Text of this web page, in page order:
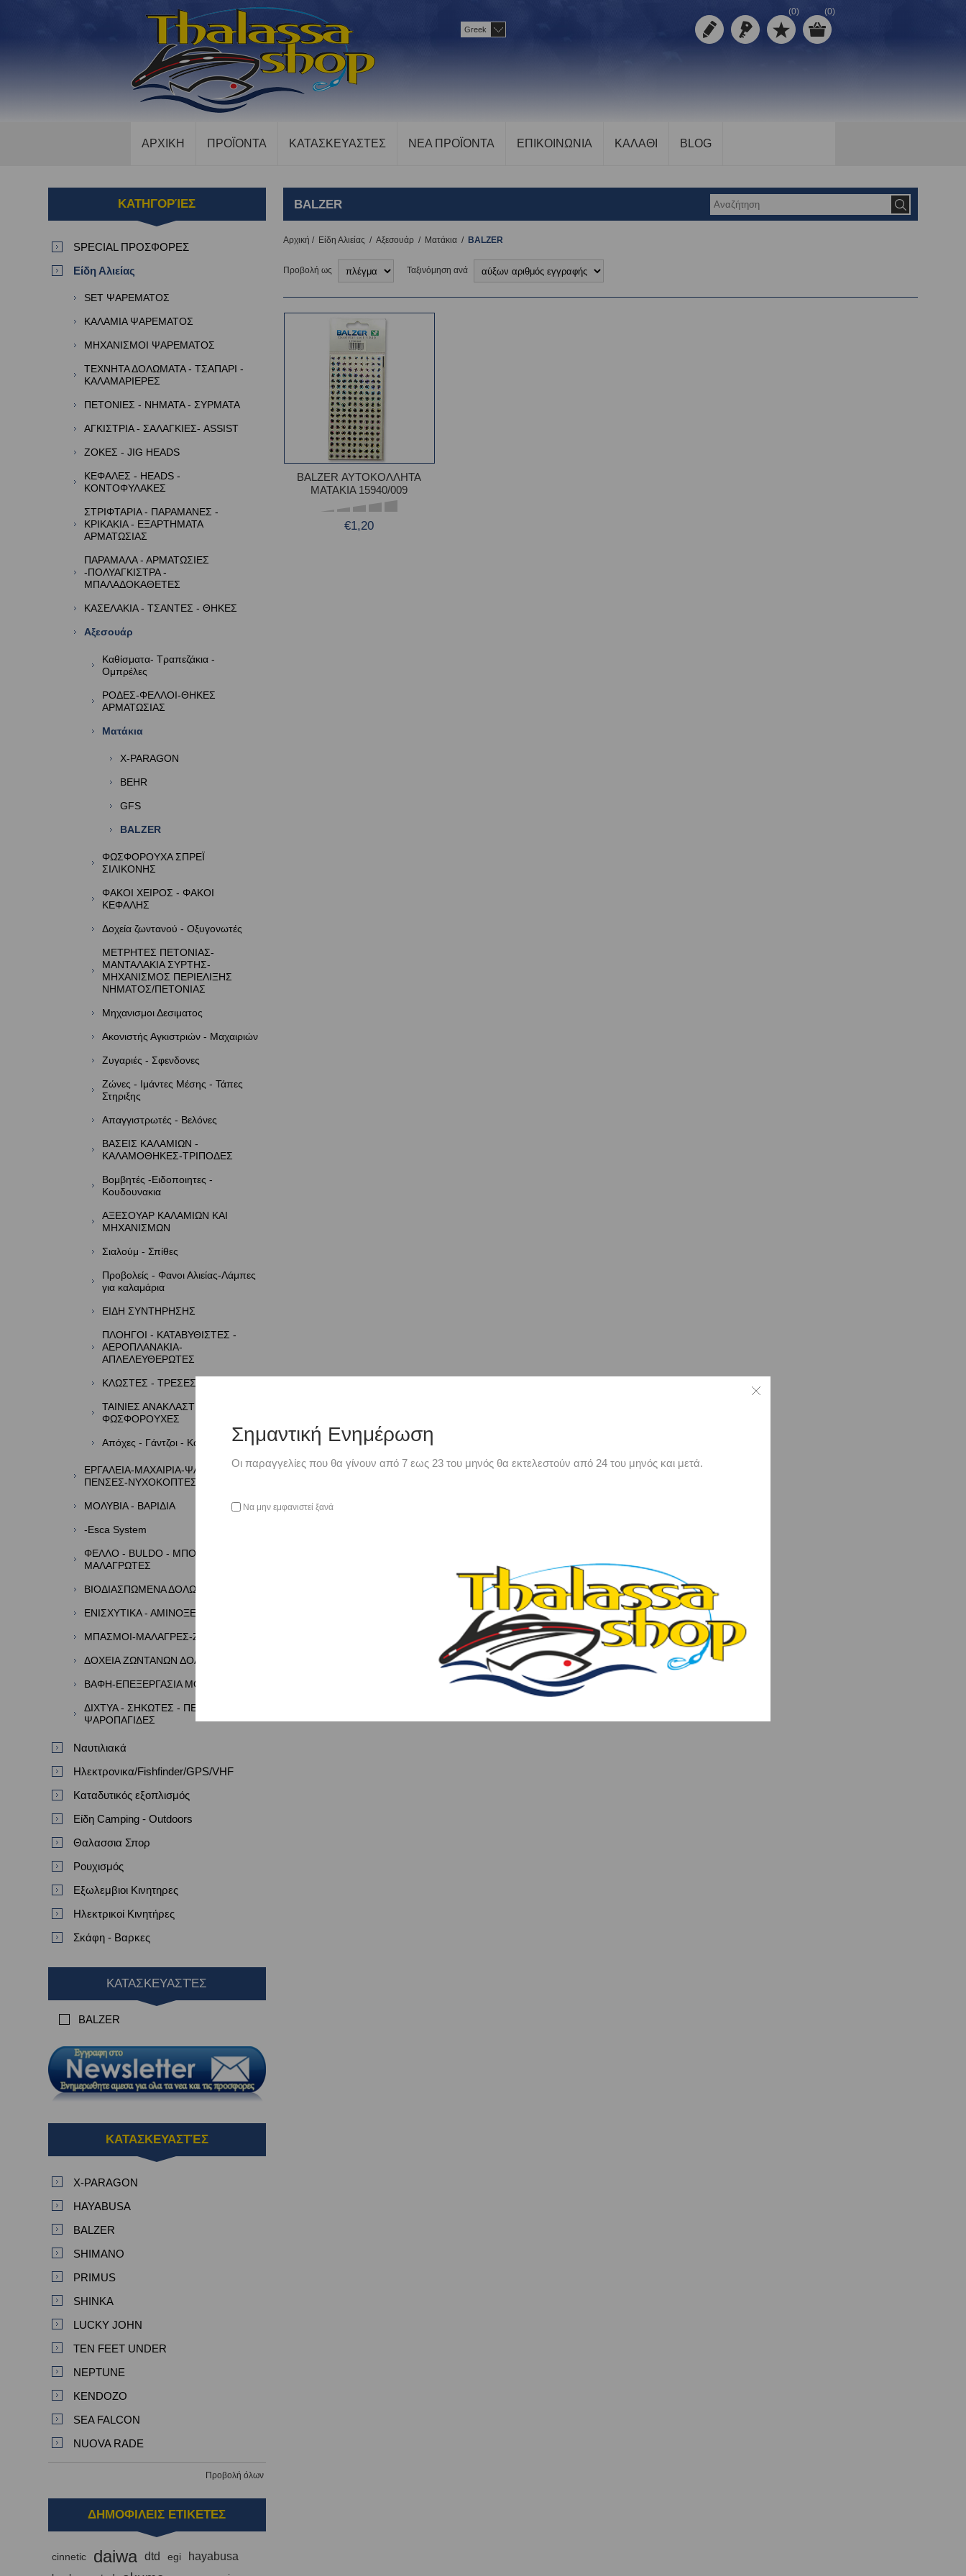
(0) (0)
Greek
ΑΡΧΙΚΗ ΠΡΟΪΟΝΤΑ ΚΑΤΑΣΚΕΥΑΣΤΕΣ ΝΕΑ ΠΡΟΪΟΝΤΑ ΕΠΙΚΟΙΝΩΝΙΑ ΚΑΛΑΘΙ BLOG
BALZER
Αρχική / Είδη Αλιείας / Αξεσουάρ / Ματάκια / BALZER
Προβολή ως Ταξινόμηση ανά
BALZER ΑΥΤΟΚΟΛΛΗΤΑ
ΜΑΤΑΚΙΑ 15940/009
€1,20
ΚΑΤΗΓΟΡΊΕΣ
SPECIAL ΠΡΟΣΦΟΡΕΣ
Είδη Αλιείας
SET ΨΑΡΕΜΑΤΟΣ
ΚΑΛΑΜΙΑ ΨΑΡΕΜΑΤΟΣ
ΜΗΧΑΝΙΣΜΟΙ ΨΑΡΕΜΑΤΟΣ
ΤΕΧΝΗΤΑ ΔΟΛΩΜΑΤΑ - ΤΣΑΠΑΡΙ -
ΚΑΛΑΜΑΡΙΕΡΕΣ
ΠΕΤΟΝΙΕΣ - ΝΗΜΑΤΑ - ΣΥΡΜΑΤΑ
ΑΓΚΙΣΤΡΙΑ - ΣΑΛΑΓΚΙΕΣ- ASSIST
ΖΟΚΕΣ - JIG HEADS
ΚΕΦΑΛΕΣ - HEADS -
ΚΟΝΤΟΦΥΛΑΚΕΣ
ΣΤΡΙΦΤΑΡΙΑ - ΠΑΡΑΜΑΝΕΣ -
ΚΡΙΚΑΚΙΑ - ΕΞΑΡΤΗΜΑΤΑ
ΑΡΜΑΤΩΣΙΑΣ
ΠΑΡΑΜΑΛΑ - ΑΡΜΑΤΩΣΙΕΣ
-ΠΟΛΥΑΓΚΙΣΤΡΑ -
ΜΠΑΛΑΔΟΚΑΘΕΤΕΣ
ΚΑΣΕΛΑΚΙΑ - ΤΣΑΝΤΕΣ - ΘΗΚΕΣ
Αξεσουάρ
Καθίσματα- Tραπεζάκια -
Ομπρέλες
ΡΟΔΕΣ-ΦΕΛΛΟΙ-ΘΗΚΕΣ
ΑΡΜΑΤΩΣΙΑΣ
Ματάκια
X-PARAGON
BEHR
GFS
BALZER
ΦΩΣΦΟΡΟΥΧΑ ΣΠΡΕΪ
ΣΙΛΙΚΟΝΗΣ
ΦΑΚΟΙ ΧΕΙΡΟΣ - ΦΑΚΟΙ
ΚΕΦΑΛΗΣ
Δοχεία ζωντανού - Οξυγονωτές
ΜΕΤΡΗΤΕΣ ΠΕΤΟΝΙΑΣ-
ΜΑΝΤΑΛΑΚΙΑ ΣΥΡΤΗΣ-
ΜΗΧΑΝΙΣΜΟΣ ΠΕΡΙΕΛΙΞΗΣ
ΝΗΜΑΤΟΣ/ΠΕΤΟΝΙΑΣ
Μηχανισμοι Δεσιματος
Ακονιστής Αγκιστριών - Μαχαιριών
Ζυγαριές - Σφενδονες
Ζώνες - Ιμάντες Μέσης - Τάπες
Στηριξης
Απαγγιστρωτές - Βελόνες
ΒΑΣΕΙΣ ΚΑΛΑΜΙΩΝ -
ΚΑΛΑΜΟΘΗΚΕΣ-ΤΡΙΠΟΔΕΣ
Βομβητές -Ειδοποιητες -
Κουδουνακια
ΑΞΕΣΟΥΑΡ ΚΑΛΑΜΙΩΝ KAI
ΜΗΧΑΝΙΣΜΩΝ
Σιαλούμ - Σπίθες
Προβολείς - Φανοι Αλιείας-Λάμπες
για καλαμάρια
ΕΙΔΗ ΣΥΝΤΗΡΗΣΗΣ
ΠΛΟΗΓΟΙ - ΚΑΤΑΒΥΘΙΣΤΕΣ -
ΑΕΡΟΠΛΑΝΑΚΙΑ-
ΑΠΛΕΛΕΥΘΕΡΩΤΕΣ
ΚΛΩΣΤΕΣ - ΤΡΕΣΕΣ - ΦΤΕΡΑ
ΤΑΙΝΙΕΣ ΑΝΑΚΛΑΣΤΙΚΕΣ -
ΦΩΣΦΟΡΟΥΧΕΣ
Απόχες - Γάντζοι - Καμάκια
ΕΡΓΑΛΕΙΑ-ΜΑΧΑΙΡΙΑ-ΨΑΛΙΔΙΑ-
ΠΕΝΣΕΣ-ΝΥΧΟΚΟΠΤΕΣ
ΜΟΛΥΒΙΑ - ΒΑΡΙΔΙΑ
-Esca System
ΦΕΛΛΟ - BULDO - ΜΠΟΡΜΠΑΔΕΣ -
ΜΑΛΑΓΡΩΤΕΣ
ΒΙΟΔΙΑΣΠΩΜΕΝΑ ΔΟΛΩΜΑΤΑ
ΕΝΙΣΧΥΤΙΚΑ - ΑΜΙΝΟΞΕΑ - ΑΡΩΜΑΤΑ
ΜΠΑΣΜΟΙ-ΜΑΛΑΓΡΕΣ-ΖΥΜΕΣ
ΔΟΧΕΙΑ ΖΩΝΤΑΝΩΝ ΔΟΛΩΜΑΤΩΝ
ΒΑΦΗ-ΕΠΕΞΕΡΓΑΣΙΑ ΜΟΛΥΒΙΩΝ
ΔΙΧΤΥΑ - ΣΗΚΩΤΕΣ - ΠΕΖΟΒΟΛΑ -
ΨΑΡΟΠΑΓΙΔΕΣ
Ναυτιλιακά
Ηλεκτρονικα/Fishfinder/GPS/VHF
Καταδυτικός εξοπλισμός
Είδη Camping - Outdoors
Θαλασσια Σπορ
Ρουχισμός
Εξωλεμβιοι Κινητηρες
Ηλεκτρικοί Κινητήρες
Σκάφη - Βαρκες
ΚΑΤΑΣΚΕΥΑΣΤΈΣ
BALZER
ΚΑΤΑΣΚΕΥΑΣΤΈΣ
X-PARAGON
HAYABUSA
BALZER
SHIMANO
PRIMUS
SHINKA
LUCKY JOHN
TEN FEET UNDER
NEPTUNE
KENDOZO
SEA FALCON
NUOVA RADE
Προβολή όλων
ΔΗΜΟΦΙΛΕΙΣ ΕΤΙΚΕΤΕΣ
cinnetic daiwa dtd egi hayabusa
Σημαντική Ενημέρωση
Οι παραγγελίες που θα γίνουν από 7 εως 23 του μηνός θα εκτελεστούν από 24 του μηνός και μετά.
Να μην εμφανιστεί ξανά